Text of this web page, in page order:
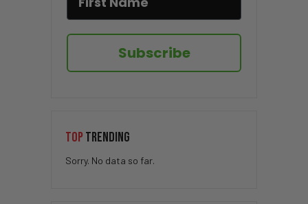
Subscribe
TOP TRENDING
Sorry. No data so far.